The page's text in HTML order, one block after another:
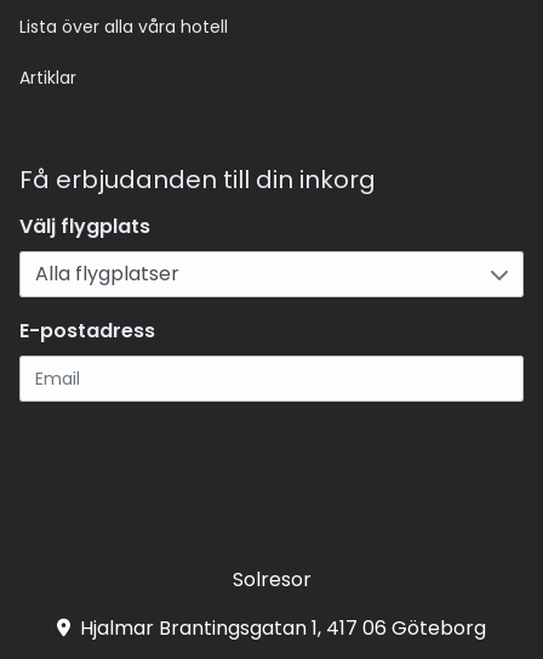
Lista över alla våra hotell
Artiklar
Få erbjudanden till din inkorg
Välj flygplats
E-postadress
Solresor
Hjalmar Brantingsgatan 1, 417 06 Göteborg